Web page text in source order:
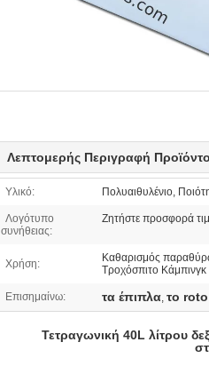
Λεπτομερής Περιγραφή
Υλικό: Πολυαιθυλένιο,
Λογότυπο
συνήθειας:
Ζητήστε προσφορά
Χρήση:
Καθαρισμός
Τροχόσπιτο Κάμπινγκ
Επισημαίνω: τα έπιπλα, το roto
Τετραγωνική 40L λίτρου